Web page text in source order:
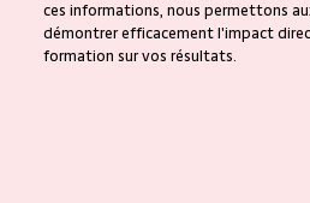
ces informations, nous permettons
démontrer efficacement l'impact
formation sur vos résultats.